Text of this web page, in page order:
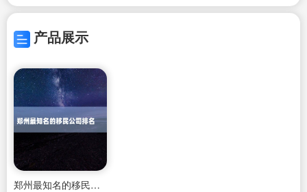
产品展示
郑州最知名的移民公司排名